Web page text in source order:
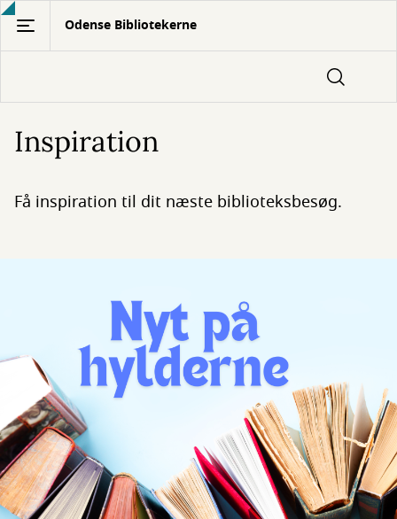
Gå
hovedindhold
Odense Bibliotekerne
Inspiration
Få inspiration til dit næste biblioteksbesøg.